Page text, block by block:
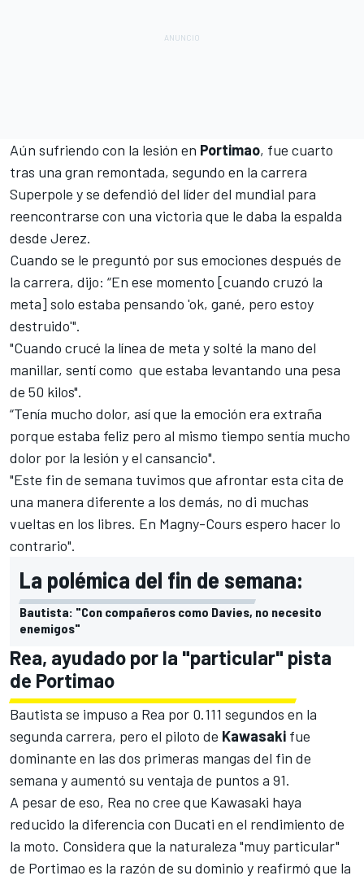
Aún sufriendo con la lesión en Portimao, fue cuarto
tras una gran remontada, segundo en la carrera
Superpole y se defendió del líder del mundial para
reencontrarse con una victoria que le daba la espalda
desde Jerez.
Cuando se le preguntó por sus emociones después de
la carrera, dijo: “En ese momento [cuando cruzó la
meta] solo estaba pensando 'ok, gané, pero estoy
destruido'".
"Cuando crucé la línea de meta y solté la mano del
manillar, sentí como que estaba levantando una pesa
de 50 kilos".
“Tenía mucho dolor, así que la emoción era extraña
porque estaba feliz pero al mismo tiempo sentía mucho
dolor por la lesión y el cansancio".
"Este fin de semana tuvimos que afrontar esta cita de
una manera diferente a los demás, no di muchas
vueltas en los libres. En Magny-Cours espero hacer lo
contrario".
La polémica del fin de semana:
Bautista: "Con compañeros como Davies, no necesito
enemigos"
Rea, ayudado por la "particular" pista
de Portimao
Bautista se impuso a Rea por 0.111 segundos en la
segunda carrera, pero el piloto de Kawasaki fue
dominante en las dos primeras mangas del fin de
semana y aumentó su ventaja de puntos a 91.
A pesar de eso, Rea no cree que Kawasaki haya
reducido la diferencia con Ducati en el rendimiento de
la moto. Considera que la naturaleza "muy particular"
de Portimao es la razón de su dominio y reafirmó que la